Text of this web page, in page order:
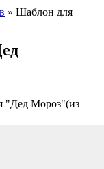
» Шаблон для
"Дед Мороз"(из